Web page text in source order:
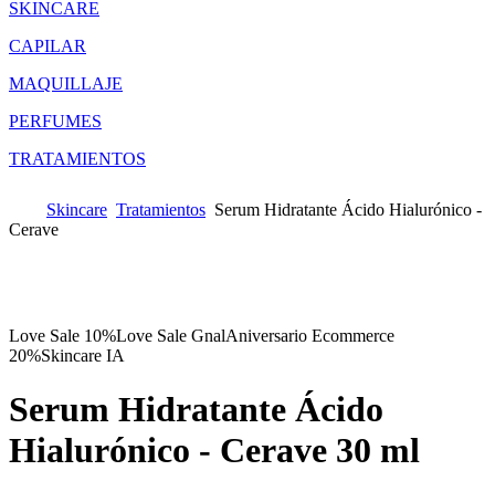
SKINCARE
CAPILAR
MAQUILLAJE
PERFUMES
TRATAMIENTOS
Skincare Tratamientos Serum Hidratante Ácido Hialurónico -
Cerave
Love Sale 10%Love Sale GnalAniversario Ecommerce
20%Skincare IA
Serum Hidratante Ácido
Hialurónico - Cerave 30 ml